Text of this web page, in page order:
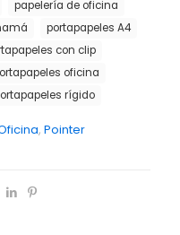
, Pointer
papelería de oficina
portapapeles A4
con clip
oficina
rígido